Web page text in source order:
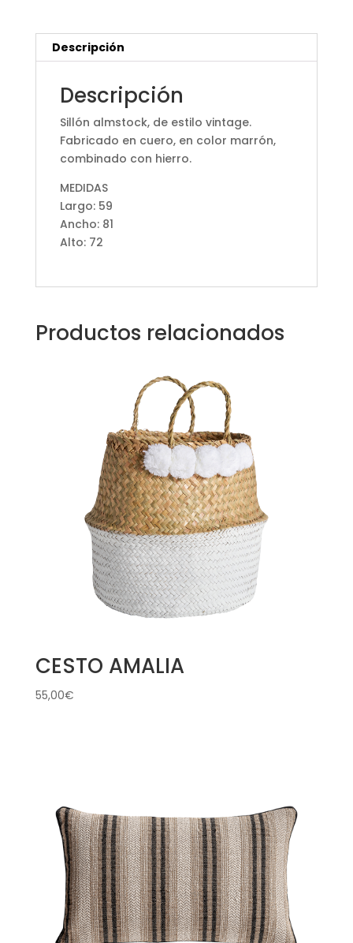
Descripción
Descripción
Sillón almstock, de estilo vintage.
Fabricado en cuero, en color marrón,
combinado con hierro.
MEDIDAS
Largo: 59
Ancho: 81
Alto: 72
Productos relacionados
CESTO AMALIA
55,00€